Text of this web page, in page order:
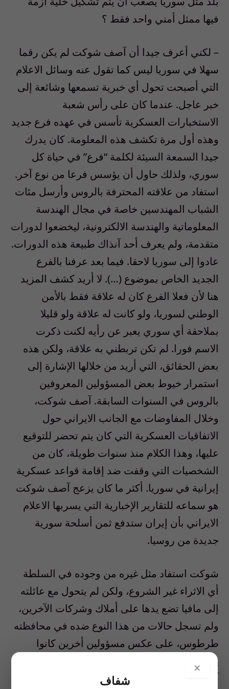
فيها ممثل أمني واحد فقط ؟
– لكني أعرف جيدا أن آصف شوكت لم يكن رقما
سهلا في سوريا ليس كما تقول عنه وسائل الاعلام
التي أصبحت تحول أي خبرية تسمعها وشائعة إلى
خبر عاجل. عندما كان على رأس شعبة
الاستخبارات العسكرية تأسس في عهده فرع جديد
وهذه أول مرة تكشف هذه المعلومة. كان يدرك
جيدا السمعة السيئة لكلمة “فرع” في حياة كل
سوري، ولذلك حاول أن يؤسس فرعا من نوع آخر.
استفاد من علاقته المحترفة بالروس وأرسل مئات
الشباب المهندسين خاصة في مجال الهندسة
المعلوماتية والهندسة الالكترونية، ليخضعوا لدورات
متقدمة، ولم يعرف أحد آنذاك طبيعة هذه الدورات.
عادوا إلى سوريا لاحقا. فيما بعد عرفنا بالفرع
الجديد الخاص بموضوع (…). لا أريد كشف المزيد
هنا لأن فعلا الفرع كان له علاقة فقط بالأمن
الوطني لسوريا، ولو كانت له علاقة ولو قليلا
بملاحقة أي سوري يعبر عن رأيه لكنت ذكرت
الاسم فورا. لم تكن تربطني به علاقة، ولكن هذه
بعض الحقائق، التي أريد من خلالها الإشارة إلى
استمرار خيوط بعض المسؤولين المعروفين
بالروس في السنوات السابقة. آصف شوكت،
وخلال المفاوضات مع الجانب الايراني حول
الاتفاقيات العسكرية التي كان يتم تحضر للتوقيع
عليها، وهذا الكلام منذ سنوات طويلة، كان من
الشخصيات التي وقفت ضد إقامة قواعد عسكرية
إيرانية في سوريا. أكثر ما كان يزعج آصف شوكت
هو سماعه للتقارير الإخبارية التي يسربها الاعلام
الايراني بأن إيران ستدفع ثمن أسلحة سورية
جديدة من روسيا.
شوكت استفاد مثل غيره من وجوده في السلطة
أي الاثراء غير الشروع، ولكن لم يتحول مع عائلته
إلى مافيا تضع يدها على أملاك وشركات الآخرين،
ولم تسجل حالات من هذا النوع ضده في محافظته
طرطوس، على عكس مسؤولين أخرين كانوا
يضعون أيديهم على أملاك الناس وشركات تجار
آخرين من أبناء مدنهم.
×
شفاف